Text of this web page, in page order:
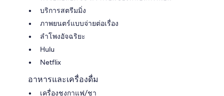
บริการสตรีมมิ่ง
ภาพยนตร์แบบจ่ายต่อเรื่อง
ลำโพงอัจฉริยะ
Hulu
Netflix
อาหารและเครื่องดื่ม
เครื่องชงกาแฟ/ชา